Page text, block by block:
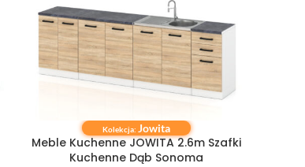
DODAJ DO KOSZYKA
Kolekcja:Jowita
Meble Kuchenne JOWITA 2.6m Szafki
Kuchenne Dąb Sonoma